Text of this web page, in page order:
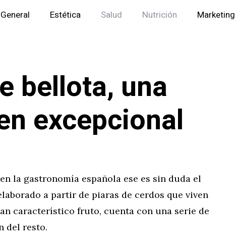
General Estética Salud Nutrición Marketing
bellota, una
excepcional
la gastronomía española ese es sin duda el
a partir de piaras de cerdos que viven
característico fruto, cuenta con una serie de
del resto.